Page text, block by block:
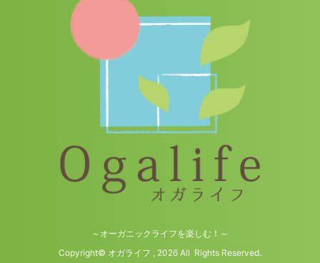
～オーガニックライフを楽しむ！～
Copyright© オガライフ , 2026 All Rights Reserved.